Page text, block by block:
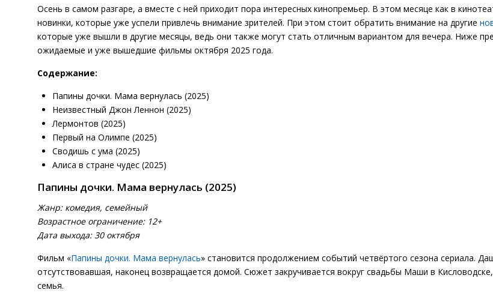
Осень в самом разгаре, а вместе с ней приходит пора интересных кинопремьер. В этом месяце как в
новинки, которые уже успели привлечь внимание зрителей. При этом стоит обратить внимание на другие
которые уже вышли в другие месяцы, ведь они также могут стать отличным вариантом для вечера. Ниже
ожидаемые и уже вышедшие фильмы октября 2025 года.
Содержание:
Папины дочки. Мама вернулась (2025)
Неизвестный Джон Леннон (2025)
Лермонтов (2025)
Первый на Олимпе (2025)
Сводишь с ума (2025)
Алиса в стране чудес (2025)
Папины дочки. Мама вернулась (2025)
Жанр: комедия, семейный
Возрастное ограничение: 12+
Дата выхода: 30 октября
Фильм «Папины дочки. Мама вернулась» становится продолжением событий четвёртого сезона сериала.
отсутствовавшая, наконец возвращается домой. Сюжет закручивается вокруг свадьбы Маши в
семья.